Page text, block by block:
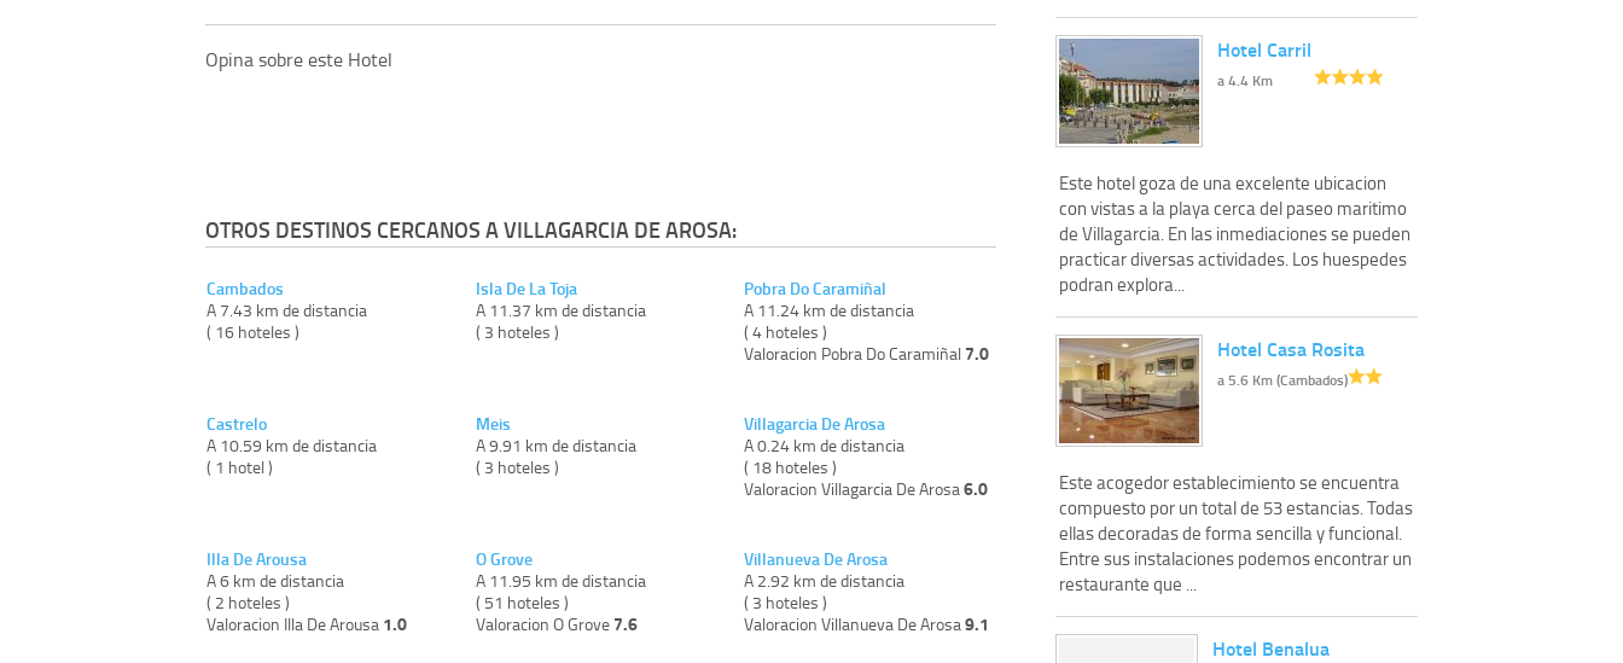
Opina sobre este Hotel
OTROS DESTINOS CERCANOS A VILLAGARCIA DE AROSA:
Cambados
A 7.43 km de distancia
( 16 hoteles )
Castrelo
A 10.59 km de distancia
( 1 hotel )
Illa De Arousa
A 6 km de distancia
( 2 hoteles )
Valoracion Illa De Arousa 1.0
Isla De La Toja
A 11.37 km de distancia
( 3 hoteles )
Meis
A 9.91 km de distancia
( 3 hoteles )
O Grove
A 11.95 km de distancia
( 51 hoteles )
Valoracion O Grove 7.6
Pobra Do Caramiñal
A 11.24 km de distancia
( 4 hoteles )
Valoracion Pobra Do Caramiñal 7.0
Villagarcia De Arosa
A 0.24 km de distancia
( 18 hoteles )
Valoracion Villagarcia De Arosa6.0
Villanueva De Arosa
A 2.92 km de distancia
( 3 hoteles )
Valoracion Villanueva De Arosa9.1
Hotel Carril
a 4.4 Km
Este hotel goza de una excelente ubicacion
con vistas a la playa cerca del paseo maritimo
de Villagarcia. En las inmediaciones se pueden
practicar diversas actividades. Los huespedes
podran explora...
Hotel Casa Rosita
a 5.6 Km (Cambados)
Este acogedor establecimiento se encuentra
compuesto por un total de 53 estancias. Todas
ellas decoradas de forma sencilla y funcional.
Entre sus instalaciones podemos encontrar un
restaurante que ...
Hotel Benalua